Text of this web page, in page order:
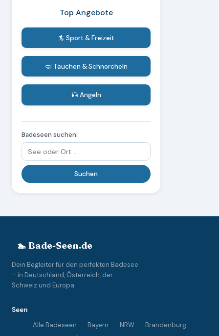
Top Angebote
🏄 Sport & Freizeit
🤿 Tauchen & Schnorcheln
🎣 Angeln
Badeseen suchen:
🏊 Bade-Seen.de
Dein Begleiter für den perfekten Badesee
– in Deutschland, Österreich, der
Schweiz und Europa.
Seen
Alle Badeseen
Bayern NRW
Brandenburg